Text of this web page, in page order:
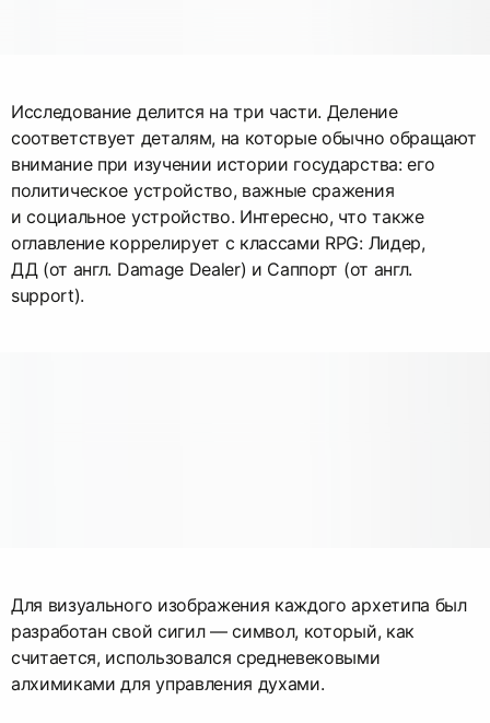
Исследование делится на три части. Деление
соответствует деталям, на которые обычно обращают
внимание при изучении истории государства: его
политическое устройство, важные сражения
и социальное устройство. Интересно, что также
оглавление коррелирует с классами RPG: Лидер,
ДД (от англ. Damage Dealer) и Саппорт (от англ.
support).
Для визуального изображения каждого архетипа был
разработан свой сигил — символ, который, как
считается, использовался средневековыми
алхимиками для управления духами.